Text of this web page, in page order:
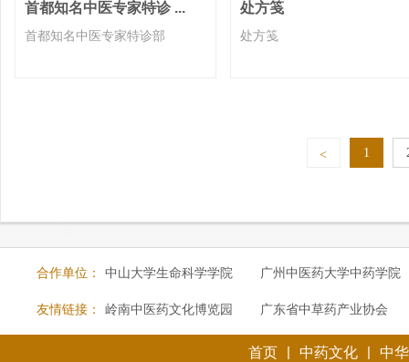
首都知名中医专家特诊 ...
首都知名中医专家特诊部
处方笺
处方笺
< 1
合作单位： 中山大学生命科学学院 广州中医药大学中药学院
友情链接： 岭南中医药文化博览园 广东省中草药产业协会
首页 | 中药文化 | 中